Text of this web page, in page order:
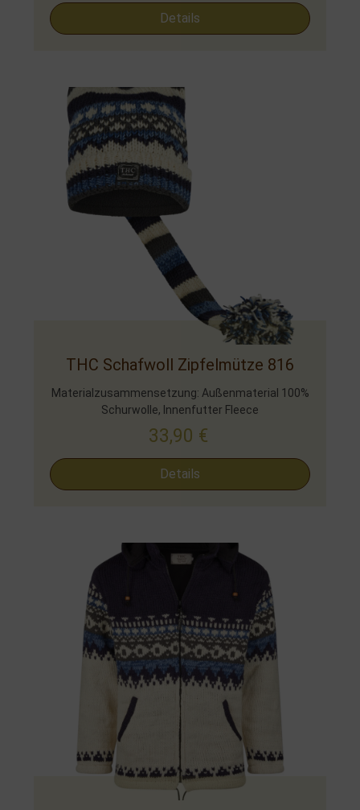
Details
THC Schafwoll Zipfelmütze 816
Materialzusammensetzung: Außenmaterial 100%
Schurwolle, Innenfutter Fleece
33,90 €
Details